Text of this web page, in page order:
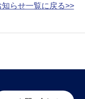
知らせ一覧に戻る>>